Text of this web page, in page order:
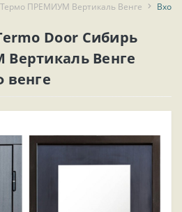
ПРЕМИУМ Вертикаль Венге
Door Сибирь
Венге
венге